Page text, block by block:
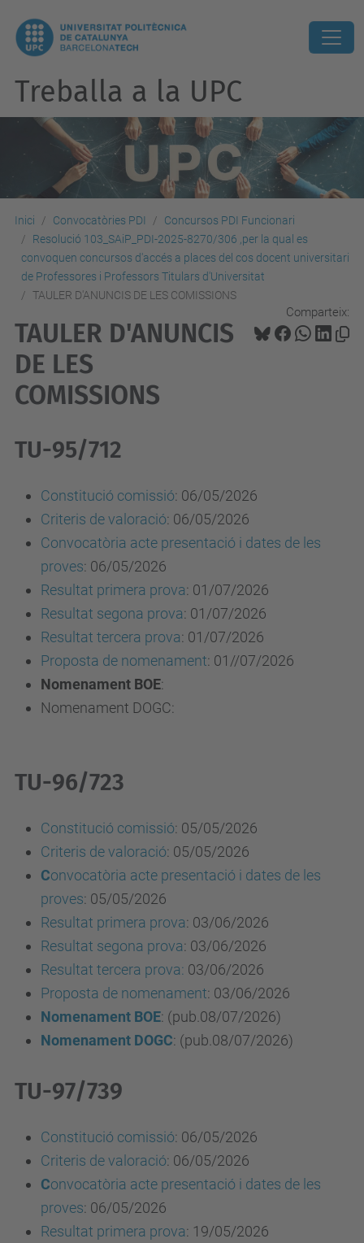
Treballa a la UPC
Inici Convocatòries PDI
Concursos PDI Funcionari
Resolució 103_SAiP_PDI-2025-8270/306 ,per la qual es
convoquen concursos d'accés a places del cos docent universitari
de Professores i Professors Titulars d'Universitat
TAULER D'ANUNCIS DE LES COMISSIONS
Comparteix:
TAULER D'ANUNCIS
DE LES
COMISSIONS
TU-95/712
Constitució comissió: 06/05/2026
Criteris de valoració: 06/05/2026
Convocatòria acte presentació i dates de les
proves: 06/05/2026
Resultat primera prova: 01/07/2026
Resu tat segona prova: 01/07/2026
Resultat tercera prova: 01/07/2026
Proposta de nomenament: 01//07/2026
Nomenament BOE:
Nomenament DOGC:
TU-96/723
Constitució comissió: 05/05/2026
Criteris de valoració: 05/05/2026
Convocatòria acte presentació i dates de les
proves: 05/05/2026
Resultat primera prova: 03/06/2026
Resu tat segona prova: 03/06/2026
Resultat tercera prova: 03/06/2026
Proposta de nomenament: 03/06/2026
Nomenament BOE: (pub.08/07/2026)
Nomenament DOGC: (pub.08/07/2026)
TU-97/739
Constitució comissió: 06/05/2026
Criteris de valoració: 06/05/2026
Convocatòria acte presentació i dates de les
proves: 06/05/2026
Resultat primera prova: 19/05/2026